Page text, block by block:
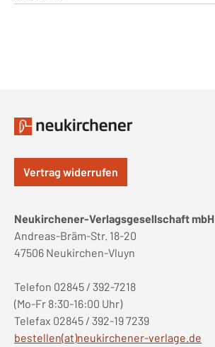
Vertrag widerrufen
Neukirchener-Verlagsgesellschaft mbH
Andreas-Bräm-Str. 18-20
47506 Neukirchen-Vluyn
Telefon 02845 / 392-7218
(Mo-Fr 8:30-16:00 Uhr)
Telefax 02845 / 392-19 7239
bestellen(at)neukirchener-verlage.de